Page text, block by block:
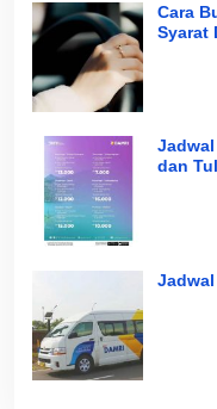
Cara
Syarat
dan